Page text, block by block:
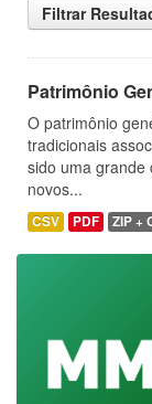
Filtrar
Patrimônio
O patrimônio
tradicionais
sido uma grande
novos...
CSV PDF ZIP +